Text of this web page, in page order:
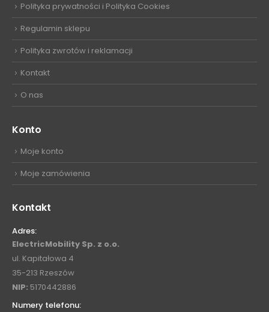
Polityka prywatności i Polityka Cookies
Regulamin sklepu
Polityka zwrotów i reklamacji
Kontakt
O nas
Konto
Moje konto
Moje zamówienia
Kontakt
Adres:
ElectricMobility Sp. z o.o.
ul. Kapitałowa 4
35-213 Rzeszów
NIP: 5170442886
Numery telefonu: